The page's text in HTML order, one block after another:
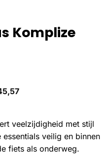
Komplize
veelzijdigheid met stijl
veilig en binnen
fiets als onderweg.